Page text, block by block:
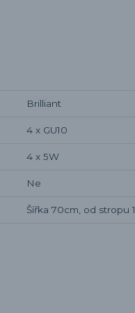
Brilliant
4 x GU10
4 x 5W
Ne
Šířka 70cm, od stropu